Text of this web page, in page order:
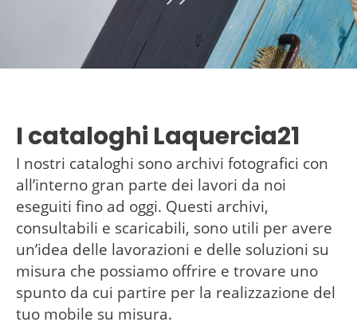
I cataloghi Laquercia21
I nostri cataloghi sono archivi fotografici con
all’interno gran parte dei lavori da noi
eseguiti fino ad oggi. Questi archivi,
consultabili e scaricabili, sono utili per avere
un’idea delle lavorazioni e delle soluzioni su
misura che possiamo offrire e trovare uno
spunto da cui partire per la realizzazione del
tuo mobile su misura.